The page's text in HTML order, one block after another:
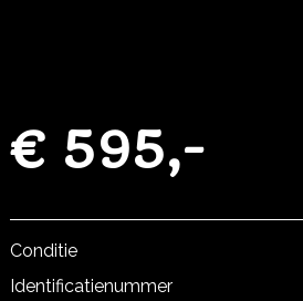
€ 595,-
Conditie
Identificatienummer